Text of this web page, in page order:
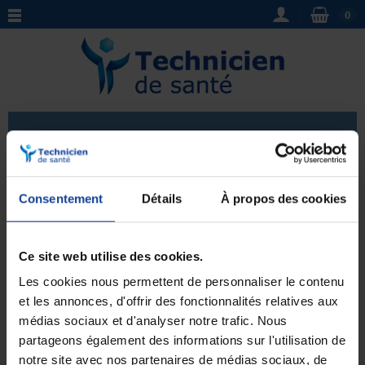
Consentement Détails À propos des cookies
Ce site web utilise des cookies.
Les cookies nous permettent de personnaliser le contenu
et les annonces, d'offrir des fonctionnalités relatives aux
médias sociaux et d'analyser notre trafic. Nous
partageons également des informations sur l'utilisation de
notre site avec nos partenaires de médias sociaux, de
0
Immobilisation au lit
La chambre médicaliséeest une installation
spécialement conçue pour les patients nécessitant une
adapté et sécurisé, avec des équipements médicaux
appropriés et des dispositifs d'assistance pour les
personnes à mobilité réduite. Leschambres
médicaliséesgarantissent un suivi optimal des
patients, en favorisant leur confort et leur bien-être
tout en facilitant les soins prodigués par le personnel
médical. Opter pour uneimmobilisation au litdans
Aucun produit pour le moment.